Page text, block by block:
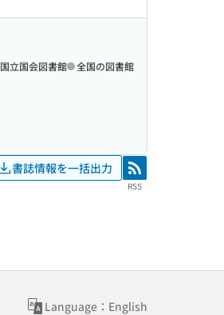
国立国会図書館 全国の図書館
書誌情報を一括出力 RSS
RSS
Language：English